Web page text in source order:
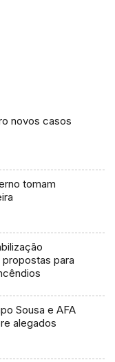
novos casos
tomam
propostas para
Sousa e AFA
alegados